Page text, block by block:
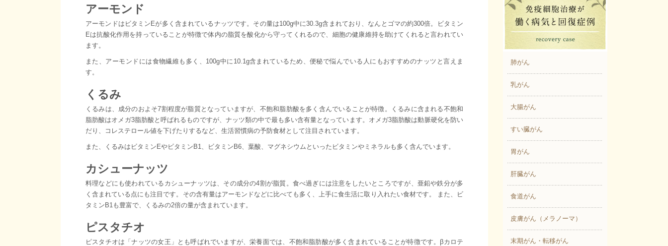
アーモンド
アーモンドはビタミンEが多く含まれているナッツです。その量は100g中に30.3g含まれており、なんとゴマの約300倍。ビタミン
Eは抗酸化作用を持っていることが特徴で体内の脂質を酸化から守ってくれるので、細胞の健康維持を助けてくれると言われてい
ます。
また、アーモンドには食物繊維も多く、100g中に10.1g含まれているため、便秘で悩んでいる人にもおすすめのナッツと言えま
す。
くるみ
くるみは、成分のおよそ7割程度が脂質となっていますが、不飽和脂肪酸を多く含んでいることが特徴。くるみに含まれる不飽和
脂肪酸はオメガ3脂肪酸と呼ばれるものですが、ナッツ類の中で最も多い含有量となっています。オメガ3脂肪酸は動脈硬化を防い
だり、コレステロール値を下げたりするなど、生活習慣病の予防食材として注目されています。
また、くるみはビタミンEやビタミンB1、ビタミンB6、葉酸、マグネシウムといったビタミンやミネラルも多く含んでいます。
カシューナッツ
料理などにも使われているカシューナッツは、その成分の4割が脂質。食べ過ぎには注意をしたいところですが、亜鉛や鉄分が多
く含まれている点にも注目です。その含有量はアーモンドなどに比べても多く、上手に食生活に取り入れたい食材です。 また、ビ
タミンB1も豊富で、くるみの2倍の量が含まれています。
ピスタチオ
ピスタチオは「ナッツの女王」とも呼ばれでいますが、栄養面では、不飽和脂肪酸が多く含まれていることが特徴です。βカロテ
肺がん
乳がん
大腸がん
すい臓がん
胃がん
肝臓がん
食道がん
皮膚がん（メラノーマ）
末期がん・転移がん